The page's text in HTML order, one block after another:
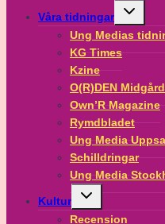
Våra tidningar
Toggle
menu
Ung Medias
KG Times
Kzine
O(R)DEN
Own’R Magazine
Rymdbladet
Ung Media
Schilldringar
Ung Media
Kultur
Toggle
menu
Recension